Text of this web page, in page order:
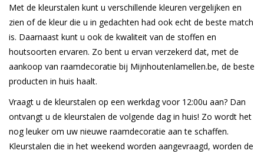
Met de kleurstalen kunt u verschillende kleuren vergelijken en
zien of de kleur die u in gedachten had ook echt de beste match
is. Daarnaast kunt u ook de kwaliteit van de stoffen en
houtsoorten ervaren. Zo bent u ervan verzekerd dat, met de
aankoop van raamdecoratie bij Mijnhoutenlamellen.be, de beste
producten in huis haalt.
Vraagt u de kleurstalen op een werkdag voor 12:00u aan? Dan
ontvangt u de kleurstalen de volgende dag in huis! Zo wordt het
nog leuker om uw nieuwe raamdecoratie aan te schaffen.
Kleurstalen die in het weekend worden aangevraagd, worden de